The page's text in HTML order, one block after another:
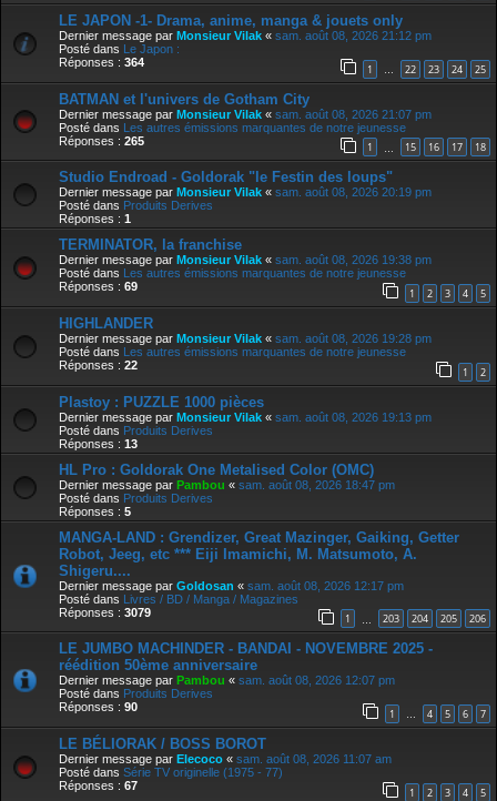
LE JAPON -1- Drama, anime, manga & jouets only
Dernier message par Monsieur Vilak « sam. août 08, 2026 21:12 pm
Posté dans Le Japon :
Réponses : 364 1 … 22 23 24 25
BATMAN et l'univers de Gotham City
Dernier message par Monsieur Vilak « sam. août 08, 2026 21:07 pm
Posté dans Les autres émissions marquantes de notre jeunesse
Réponses : 265 1 15 16 17 18
Studio Endroad - Goldorak "le Festin des loups"
Dernier message par Monsieur Vilak « sam. août 08, 2026 20:19 pm
Posté dans Produits Derives
Réponses : 1
TERMINATOR, la franchise
Dernier message par Monsieur Vilak « sam. août 08, 2026 19:38 pm
Posté dans
Les autres émissions marquantes de notre jeunesse
Réponses : 69 1 2 3 4 5
HIGHLANDER
Dernier message par Monsieur Vilak « sam. août 08, 2026 19:28 pm
Posté dans Les autres émissions marquantes de notre jeunesse
Réponses : 22 1 2
Plastoy : PUZZLE 1000 pièces
Dernier message par Monsieur Vilak « sam. août 08, 2026 19:13 pm
Posté dans Produits Derives
Réponses : 13
HL Pro : Goldorak One Metalised Color (OMC)
Dernier message par Pambou « sam. août 08, 2026 18:47 pm
Posté dans Produits Derives
Réponses : 5
MANGA-LAND : Grendizer, Great Mazinger, Gaiking, Getter
Robot, Jeeg, etc *** Eiji Imamichi, M. Matsumoto, A.
Shigeru....
Dernier message par Goldosan « sam. août 08, 2026 12:17 pm
Posté dans Livres / BD / Manga / Magazines
Réponses : 3079 1 203 204 205 206
LE JUMBO MACHINDER - BANDAI - NOVEMBRE 2025 -
réédition 50ème anniversaire
Dernier message par Pambou « sam. août 08, 2026 12:07 pm
Posté dans Produits Derives
Réponses : 90 1 … 4 5 6 7
LE BÉLIORAK / BOSS BOROT
Dernier message par Elecoco « sam. août 08, 2026 11:07 am
Posté dans Série TV originelle (1975 - 77)
Réponses : 67 1 2 3 4 5